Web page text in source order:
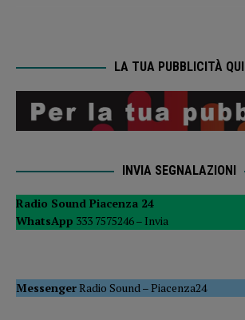
LA TUA PUBBLICITÀ QUI
INVIA SEGNALAZIONI
Radio Sound Piacenza 24
WhatsApp 333 7575246 – Invia
MessengerRadio Sound–Piacenza24